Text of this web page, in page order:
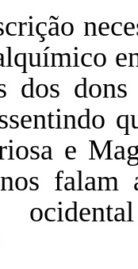
dos
e
falam